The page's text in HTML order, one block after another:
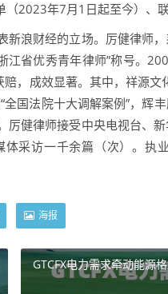
2023年7月1日起至今）、联
浪财经的立场。厉健律师，
省优秀青年律师”称号。
，成效显著。其中，祥源
国法院十大调解案例”，辉
健律师接受中央电视台、新
采访一千余篇（次）。执
海报
GTCFX电力需求牵动能源